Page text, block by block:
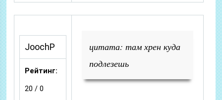
JoochP
Рейтинг:
20 / 0
цитата: там хрен куда
подлезешь